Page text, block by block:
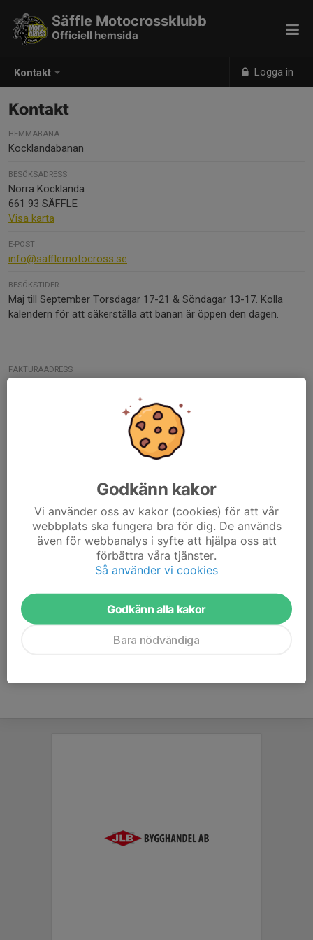
Kontakt Logga in
Säffle Motocrossklubb
Officiell hemsida
Kontakt
HEMMABANA
Kocklandabanan
BESÖKSADRESS
Norra Kocklanda
661 93 SÄFFLE
Visa karta
E-POST
info@safflemotocross.se
BESÖKSTIDER
Maj till September Torsdagar 17-21 & Söndagar 13-17. Kolla
kalendern för att säkerställa att banan är öppen den dagen.
FAKTURAADRESS
12736
ORG. NUMMER
874400-7892
826-7528
SWISH-NUMMER
Godkänn kakor
Vi använder oss av kakor (cookies) för att vår
webbplats ska fungera bra för dig. De används
även för webbanalys i syfte att hjälpa oss att
förbättra våra tjänster.
Så använder vi cookies
Godkänn alla kakor
Bara nödvändiga